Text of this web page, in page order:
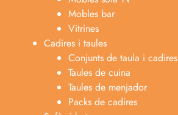
Mobles bar
Vitrines
Cadires i taules
Conjunts de taula i cadires
Taules de cuina
Taules de menjador
Packs de cadires